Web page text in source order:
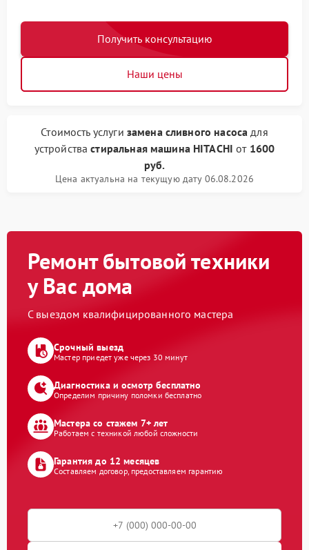
Получить консультацию
Наши цены
Стоимость услуги замена сливного насоса для
устройствастиральная машина HITACHI от 1600
руб.
Цена актуальна на текущую дату 06.08.2026
Ремонт бытовой техники
у Вас дома
С выездом квалифицированного мастера
Срочный выезд
Мастер приедет уже через 30 минут
Диагностика и осмотр бесплатно
Определим причину поломки бесплатно
Мастера со стажем 7+ лет
Работаем с техникой любой сложности
Гарантия до 12 месяцев
Составляем договор, предоставляем гарантию